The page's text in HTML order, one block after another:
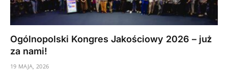
Ogólnopolski Kongres Jakościowy 2026 – już
za nami!
19 MAJA, 2026